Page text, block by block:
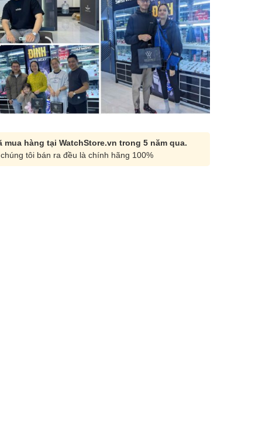
mua hàng tại WatchStore.vn trong 5 năm qua.
tôi bán ra đều là chính hãng 100%